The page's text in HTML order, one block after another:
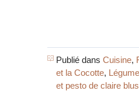
Publié dans Cuisine,
et la Cocotte,
et pesto de claire